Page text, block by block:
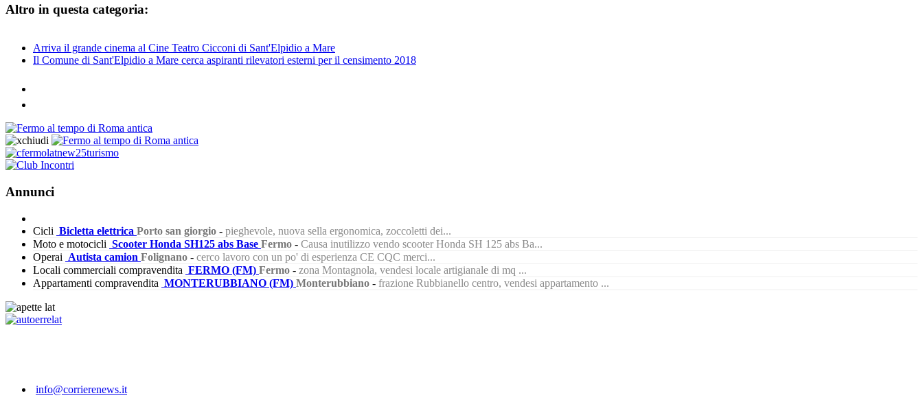
Altro in questa categoria:
Arriva il grande cinema al Cine Teatro Cicconi di Sant'Elpidio a Mare
Il Comune di Sant'Elpidio a Mare cerca aspiranti rilevatori esterni per il censimento 2018
Annunci
Cicli Bicletta elettrica Porto san giorgio - pieghevole, nuova sella ergonomica, zoccoletti dei...
Moto e motocicli Scooter Honda SH125 abs Base Fermo - Causa inutilizzo vendo scooter Honda SH 125 abs Ba...
Operai Autista camion Folignano - cerco lavoro con un po' di esperienza CE CQC merci...
Locali commerciali compravendita FERMO (FM) Fermo - zona Montagnola, vendesi locale artigianale di mq ...
Appartamenti compravendita MONTERUBBIANO (FM) Monterubbiano - frazione Rubbianello centro, vendesi appartamento ...
info@corrierenews.it